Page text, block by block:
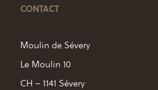
CONTACT
Moulin de Sévery
Le Moulin 10
CH – 1141 Sévery